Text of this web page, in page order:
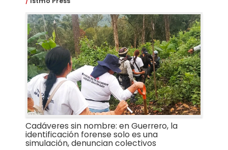
Cadáveres sin nombre: en Guerrero, la
identificación forense solo es una
simulación, denuncian colectivos